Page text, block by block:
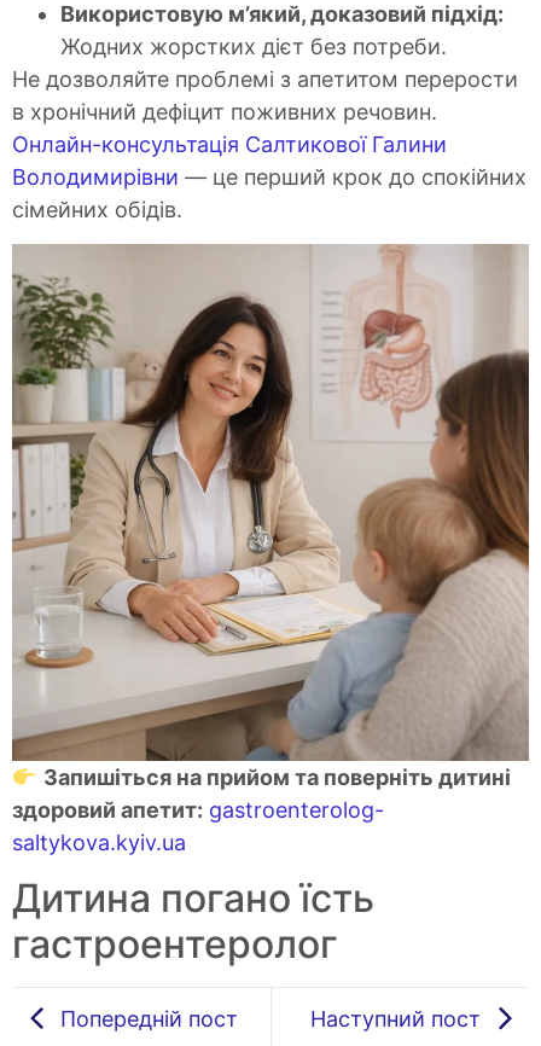
Використовую м’який, доказовий підхід:
Жодних жорстких дієт без потреби.
Не дозволяйте проблемі з апетитом перерости
в хронічний дефіцит поживних речовин.
Онлайн-консультація Салтикової Галини
Володимирівни — це перший крок до спокійних
сімейних обідів.
Запишіться на прийом та поверніть дитині
здоровий апетит: gastroenterolog-
saltykova.kyiv.ua
Дитина погано їсть
гастроентеролог
Попередній пост Наступний пост